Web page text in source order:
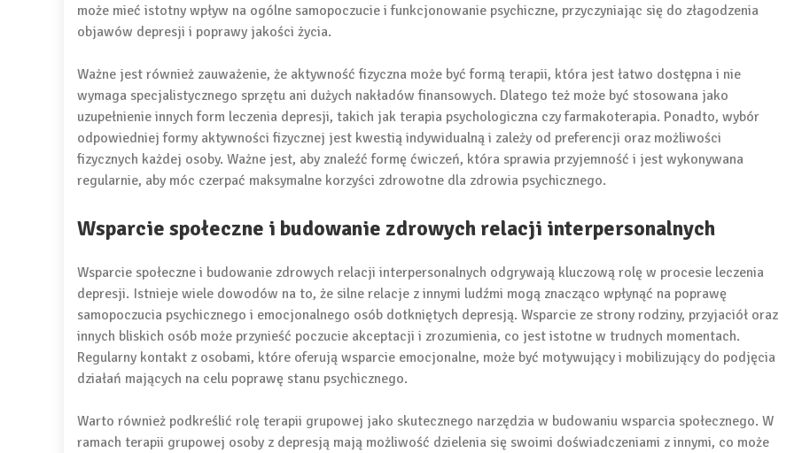
może mieć istotny wpływ na ogólne samopoczucie i funkcjonowanie psychiczne, przyczyniając się do złagodzenia
objawów depresji i poprawy jakości życia.
Ważne jest również zauważenie, że aktywność fizyczna może być formą terapii, która jest łatwo dostępna i nie
wymaga specjalistycznego sprzętu ani dużych nakładów finansowych. Dlatego też może być stosowana jako
uzupełnienie innych form leczenia depresji, takich jak terapia psychologiczna czy farmakoterapia. Ponadto, wybór
odpowiedniej formy aktywności fizycznej jest kwestią indywidualną i zależy od preferencji oraz możliwości
fizycznych każdej osoby. Ważne jest, aby znaleźć formę ćwiczeń, która sprawia przyjemność i jest wykonywana
regularnie, aby móc czerpać maksymalne korzyści zdrowotne dla zdrowia psychicznego.
Wsparcie społeczne i budowanie zdrowych relacji interpersonalnych
Wsparcie społeczne i budowanie zdrowych relacji interpersonalnych odgrywają kluczową rolę w procesie leczenia
depresji. Istnieje wiele dowodów na to, że silne relacje z innymi ludźmi mogą znacząco wpłynąć na poprawę
samopoczucia psychicznego i emocjonalnego osób dotkniętych depresją. Wsparcie ze strony rodziny, przyjaciół oraz
innych bliskich osób może przynieść poczucie akceptacji i zrozumienia, co jest istotne w trudnych momentach.
Regularny kontakt z osobami, które oferują wsparcie emocjonalne, może być motywujący i mobilizujący do podjęcia
działań mających na celu poprawę stanu psychicznego.
Warto również podkreślić rolę terapii grupowej jako skutecznego narzędzia w budowaniu wsparcia społecznego. W
ramach terapii grupowej osoby z depresją mają możliwość dzielenia się swoimi doświadczeniami z innymi, co może